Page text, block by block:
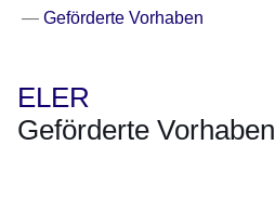
Geförderte Vorhaben
ELER
Geförderte Vorhaben